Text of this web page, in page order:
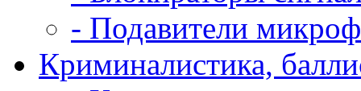
- Подавители
Криминалистика,